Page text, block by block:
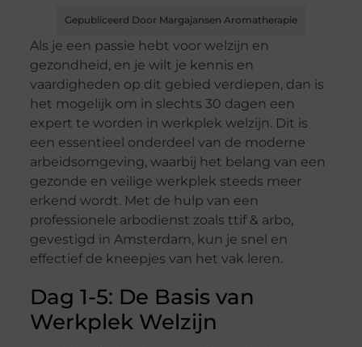
Gepubliceerd Door Margajansen Aromatherapie
Als je een passie hebt voor welzijn en
gezondheid, en je wilt je kennis en
vaardigheden op dit gebied verdiepen, dan is
het mogelijk om in slechts 30 dagen een
expert te worden in werkplek welzijn. Dit is
een essentieel onderdeel van de moderne
arbeidsomgeving, waarbij het belang van een
gezonde en veilige werkplek steeds meer
erkend wordt. Met de hulp van een
professionele arbodienst zoals ttif & arbo,
gevestigd in Amsterdam, kun je snel en
effectief de kneepjes van het vak leren.
Dag 1-5: De Basis van
Werkplek Welzijn